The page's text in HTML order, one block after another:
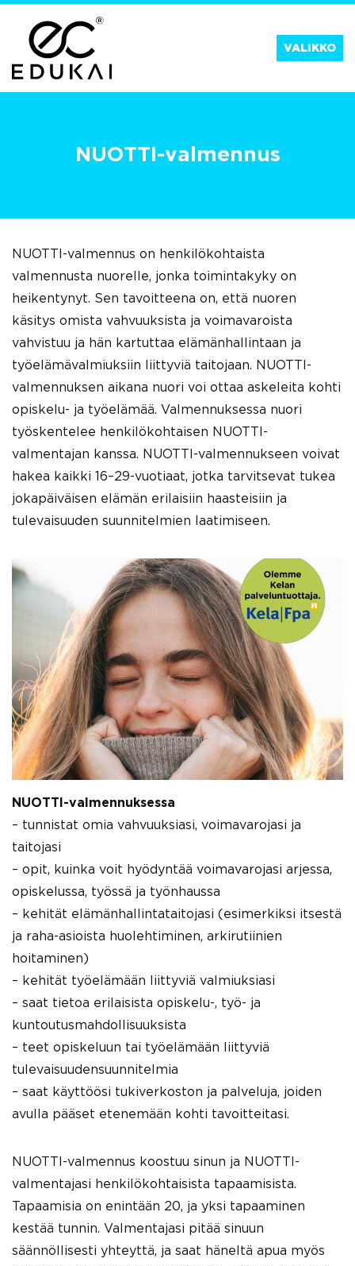
suoraan
sisältöön
VALIKKO
NUOTTI-valmennus
NUOTTI-valmennus on henkilökohtaista
valmennusta nuorelle, jonka toimintakyky on
heikentynyt. Sen tavoitteena on, että nuoren
käsitys omista vahvuuksista ja voimavaroista
vahvistuu ja hän kartuttaa elämänhallintaan ja
työelämävalmiuksiin liittyviä taitojaan. NUOTTI-
valmennuksen aikana nuori voi ottaa askeleita kohti
opiskelu- ja työelämää. Valmennuksessa nuori
työskentelee henkilökohtaisen NUOTTI-
valmentajan kanssa. NUOTTI-valmennukseen voivat
hakea kaikki 16–29-vuotiaat, jotka tarvitsevat tukea
jokapäiväisen elämän erilaisiin haasteisiin ja
tulevaisuuden suunnitelmien laatimiseen.
NUOTTI-valmennuksessa
– tunnistat omia vahvuuksiasi, voimavarojasi ja
taitojasi
– opit, kuinka voit hyödyntää voimavarojasi arjessa,
opiskelussa, työssä ja työnhaussa
– kehität elämänhallintataitojasi (esimerkiksi itsestä
ja raha-asioista huolehtiminen, arkirutiinien
hoitaminen)
– kehität työelämään liittyviä valmiuksiasi
– saat tietoa erilaisista opiskelu-, työ- ja
kuntoutusmahdollisuuksista
– teet opiskeluun tai työelämään liittyviä
tulevaisuudensuunnitelmia
– saat käyttöösi tukiverkoston ja palveluja, joiden
avulla pääset etenemään kohti tavoitteitasi.
NUOTTI-valmennus koostuu sinun ja NUOTTI-
valmentajasi henkilökohtaisista tapaamisista.
Tapaamisia on enintään 20, ja yksi tapaaminen
kestää tunnin. Valmentajasi pitää sinuun
säännöllisesti yhteyttä, ja saat häneltä apua myös